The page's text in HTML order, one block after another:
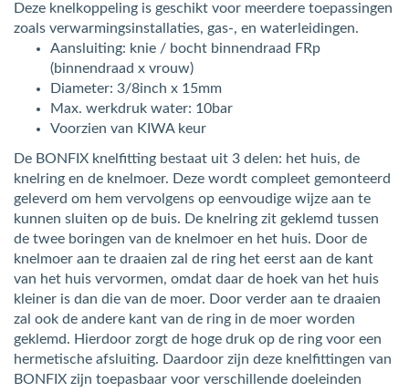
Deze knelkoppeling is geschikt voor meerdere toepassingen
zoals verwarmingsinstallaties, gas-, en waterleidingen.
Aansluiting: knie / bocht binnendraad FRp
(binnendraad x vrouw)
Diameter: 3/8inch x 15mm
Max. werkdruk water: 10bar
Voorzien van KIWA keur
De BONFIX knelfitting bestaat uit 3 delen: het huis, de
knelring en de knelmoer. Deze wordt compleet gemonteerd
geleverd om hem vervolgens op eenvoudige wijze aan te
kunnen sluiten op de buis. De knelring zit geklemd tussen
de twee boringen van de knelmoer en het huis. Door de
knelmoer aan te draaien zal de ring het eerst aan de kant
van het huis vervormen, omdat daar de hoek van het huis
kleiner is dan die van de moer. Door verder aan te draaien
zal ook de andere kant van de ring in de moer worden
geklemd. Hierdoor zorgt de hoge druk op de ring voor een
hermetische afsluiting. Daardoor zijn deze knelfittingen van
BONFIX zijn toepasbaar voor verschillende doeleinden